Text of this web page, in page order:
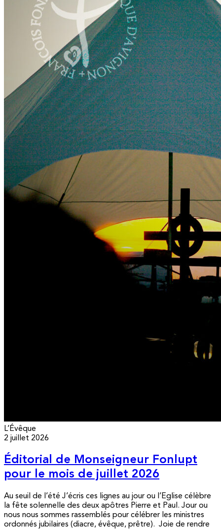
L’Évêque
2 juillet 2026
Éditorial de Monseigneur Fonlupt
pour le mois de juillet 2026
Au seuil de l’été J’écris ces lignes au jour ou l’Eglise célèbre
la fête solennelle des deux apôtres Pierre et Paul. Jour ou
nous nous sommes rassemblés pour célébrer les ministres
ordonnés jubilaires (diacre, évêque, prêtre). Joie de rendre